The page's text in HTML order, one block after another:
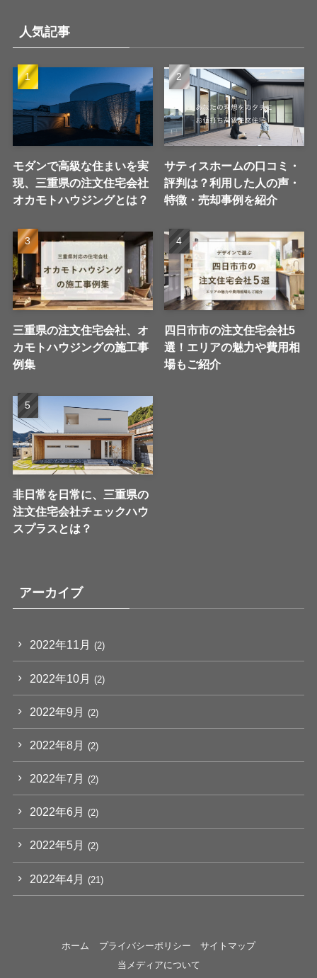
人気記事
モダンで高級な住まいを実
現、三重県の注文住宅会社
オカモトハウジングとは？
サティスホームの口コミ・
評判は？利用した人の声・
特徴・売却事例を紹介
三重県の注文住宅会社、オ
カモトハウジングの施工事
例集
四日市市の注文住宅会社5
選！エリアの魅力や費用相
場もご紹介
非日常を日常に、三重県の
注文住宅会社チェックハウ
スプラスとは？
アーカイブ
2022年11月 (2)
2022年10月 (2)
2022年9月 (2)
2022年8月 (2)
2022年7月 (2)
2022年6月 (2)
2022年5月 (2)
2022年4月 (21)
ホーム プライバシーポリシー
サイトマップ
当メディアについて